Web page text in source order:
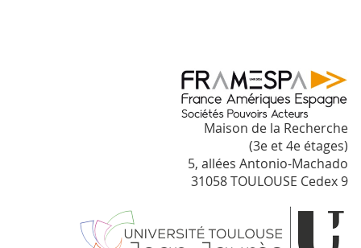
Maison de la Recherche
(3e et 4e étages)
5, allées Antonio-Machado
31058 TOULOUSE Cedex 9